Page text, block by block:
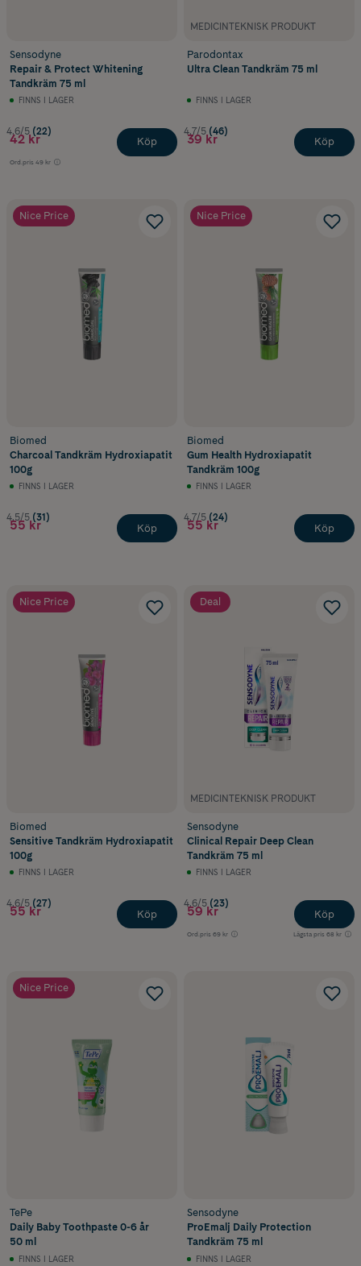
Sensodyne
Repair & Protect Whitening
Tandkräm 75 ml
FINNS I LAGER
4.6/5 (22)
42 kr
Ord.pris 49 kr
Köp
MEDICINTEKNISK PRODUKT
Parodontax
Ultra Clean Tandkräm 75 ml
FINNS I LAGER
4.7/5 (46)
39 kr Köp
Nice Price
Biomed
Charcoal Tandkräm Hydroxiapatit
100g
FINNS I LAGER
4.5/5 (31)
55 kr Köp
Nice Price
Biomed
Gum Health Hydroxiapatit
Tandkräm 100g
FINNS I LAGER
4.7/5 (24)
55 kr Köp
Nice Price
Biomed
Sensitive Tandkräm Hydroxiapatit
100g
FINNS I LAGER
4.6/5 (27)
55 kr Köp
Deal
MEDICINTEKNISK PRODUKT
Sensodyne
Clinical Repair Deep Clean
Tandkräm 75 ml
FINNS I LAGER
4.6/5 (23)
59 kr
Ord.pris 69 kr Lägsta pris 68 kr
Köp
Nice Price
TePe
Daily Baby Toothpaste 0-6 år
50 ml
FINNS I LAGER
Sensodyne
ProEmalj Daily Protection
Tandkräm 75 ml
FINNS I LAGER